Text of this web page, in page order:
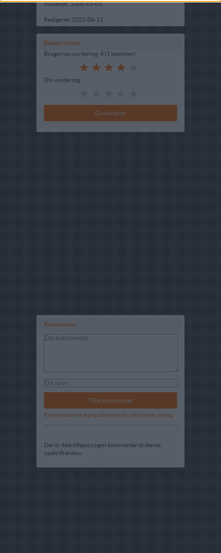
Indsendt :2002-01-01
Redigeret: 2022-06-11
Bedøm retten
Brugernes vurdering: 4 (1 stemmer)
Din vurdering:
Komentarer
Kommentaren skal godkendes før den bliver synlig
Der er ikke tilføjet nogen kommentar til denne
opskrift endnu